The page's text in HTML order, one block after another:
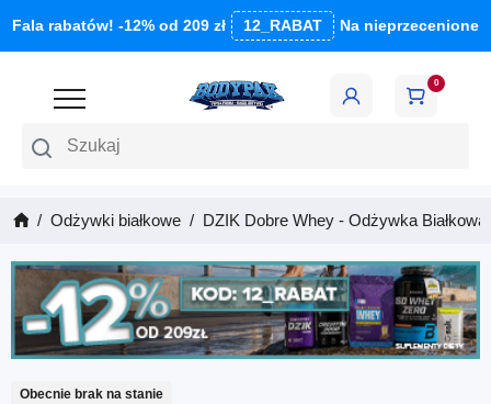
Fala rabatów! -12% od 209 zł 12_RABAT Na nieprzecenione
Szukaj
0
Odżywki białkowe DZIK Dobre Whey - Odżywka Białkowa
Obecnie brak na stanie